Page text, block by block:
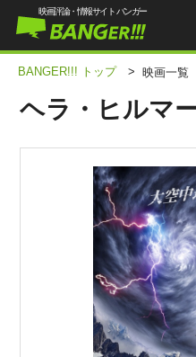
映
映
映画評論・情報サイト バンガー
BANGER!!! トップ > 映画一覧
ヘラ・ヒルマ